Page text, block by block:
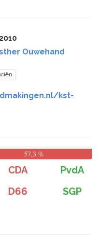
Ouwehand
kst-
57,3 %
CDA
PvdA
D66
SGP